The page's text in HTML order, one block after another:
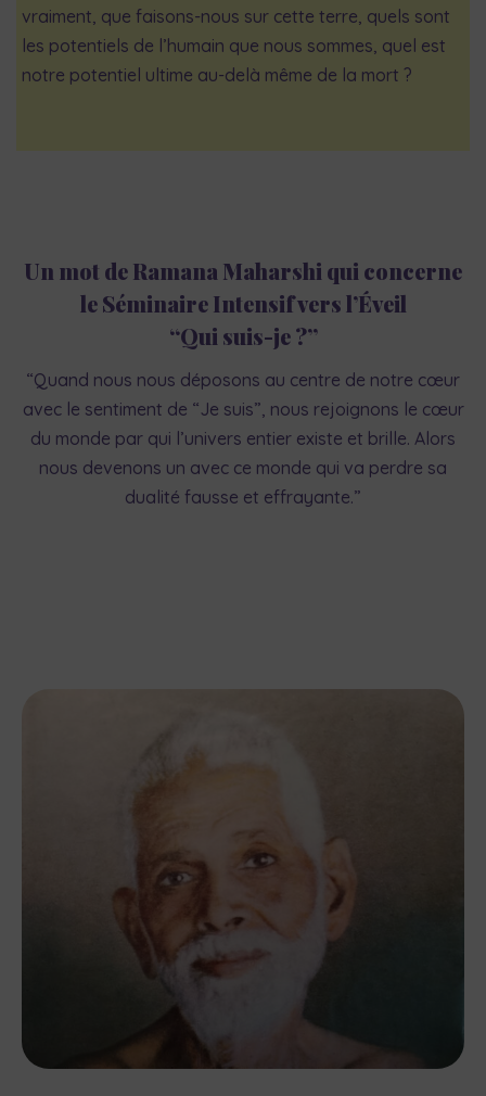
vraiment, que faisons-nous sur cette terre, quels sont
les potentiels de l’humain que nous sommes, quel est
notre potentiel ultime au-delà même de la mort ?
Un mot deRamana Maharshi qui concerne
le Séminaire Intensif vers l’Éveil
“Qui suis-je ?”
“Quand nous nous déposons au centre de notre cœur
avec le sentiment de “Je suis”, nous rejoignons le cœur
du monde par qui l’univers entier existe et brille. Alors
nous devenons un avec ce monde qui va perdre sa
dualité fausse et effrayante.”